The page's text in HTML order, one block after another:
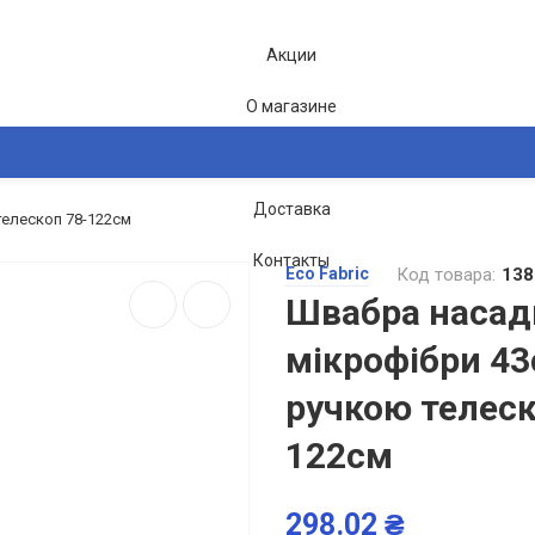
Акции
О магазине
Доставка
Контакты
26 78-122см
Eco Fabric Код товара:
Швабра
мікрофібри
ручкою
122см
298.02 ₴